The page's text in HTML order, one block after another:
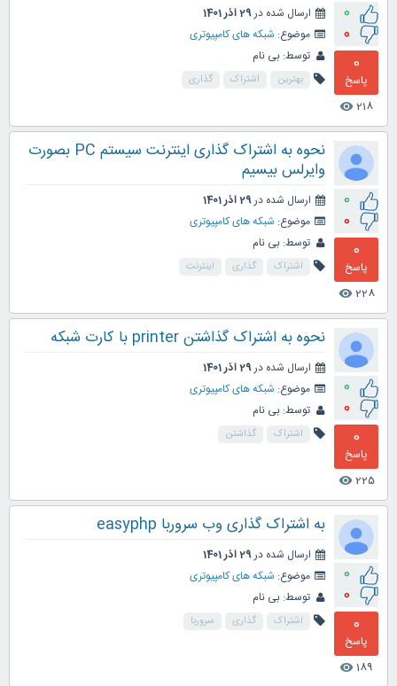
0
0
0
پاسخ
218
visibility
ارسال شده در29 آذر 1401
موضوع: شبکه های کامپیوتری
توسط: بی نام
بهترین اشتراک گذاری
0
0
0
پاسخ
228
visibility
نحوه به اشتراک گذاری اینترنت سیستم PC بصورت
وایرلس بیسیم
ارسال شده در29 آذر 1401
موضوع: شبکه های کامپیوتری
توسط: بی نام
اشتراک گذاری اینترنت
0
0
0
پاسخ
225
visibility
نحوه به اشتراک گذاشتن printer با کارت شبکه
ارسال شده در29 آذر 1401
موضوع: شبکه های کامپیوتری
توسط: بی نام
اشتراک گذاشتن
0
0
0
پاسخ
189
visibility
به اشتراک گذاری وب سروربا easyphp
ارسال شده در29 آذر 1401
موضوع: شبکه های کامپیوتری
توسط: بی نام
اشتراک گذاری سروربا